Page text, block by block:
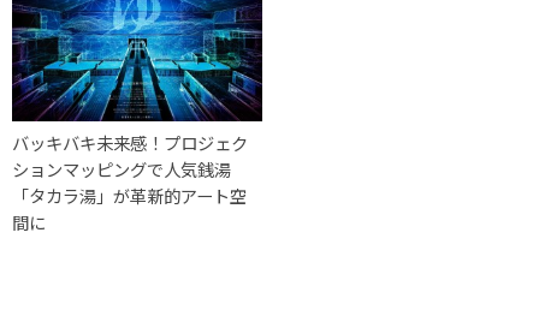
バッキバキ未来感！プロジェク
ションマッピングで人気銭湯
「タカラ湯」が革新的アート空
間に